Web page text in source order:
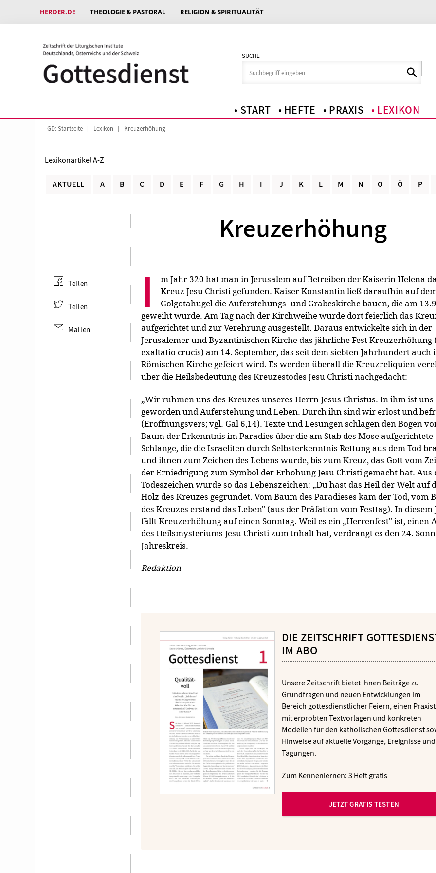
HERDER.DE THEOLOGIE & PASTORAL RELIGION & SPIRITUALITÄT
SUCHE
START HEFTE PRAXIS LEXIKON
GD: Startseite Lexikon Kreuzerhöhung
Lexikonartikel A-Z
AKTUELL A B C D E F G H I J K L M N O Ö P
Kreuzerhöhung
m Jahr 320 hat man in Jerusalem auf Betreiben der Kaiserin Helena
Kreuz Jesu Christi gefunden. Kaiser Konstantin ließ daraufhin auf
Golgotahügel die Auferstehungs- und Grabeskirche bauen, die am
geweiht wurde. Am Tag nach der Kirchweihe wurde dort feierlich das
aufgerichtet und zur Verehrung ausgestellt. Daraus entwickelte sich in der
Jerusalemer und Byzantinischen Kirche das jährliche Fest Kreuzerhöhung
exaltatio crucis) am 14. September, das seit dem siebten Jahrhundert auch
Römischen Kirche gefeiert wird. Es werden überall die Kreuzreliquien
über die Heilsbedeutung des Kreuzestodes Jesu Christi nachgedacht:
„Wir rühmen uns des Kreuzes unseres Herrn Jesus Christus. In ihm ist uns
geworden und Auferstehung und Leben. Durch ihn sind wir erlöst und
(Eröffnungsvers; vgl. Gal 6,14). Texte und Lesungen schlagen den Bogen
Baum der Erkenntnis im Paradies über die am Stab des Mose aufgerichtete
Schlange, die die Israeliten durch Selbsterkenntnis Rettung aus dem Tod
und ihnen zum Zeichen des Lebens wurde, bis zum Kreuz, das Gott vom
der Erniedrigung zum Symbol der Erhöhung Jesu Christi gemacht hat. Aus
Todeszeichen wurde so das Lebenszeichen: „Du hast das Heil der Welt auf
Holz des Kreuzes gegründet. Vom Baum des Paradieses kam der Tod, vom
des Kreuzes erstand das Leben" (aus der Präfation vom Festtag). In diesem
fällt Kreuzerhöhung auf einen Sonntag. Weil es ein „Herrenfest" ist, einen
des Heilsmysteriums Jesu Christi zum Inhalt hat, verdrängt es den 24.
Jahreskreis.
Redaktion
DIE ZEITSCHRIFT
IM ABO
Unsere Zeitschrift bietet Ihnen Beiträge zu
Grundfragen und neuen Entwicklungen im
Bereich gottesdienstlicher Feiern, einen
mit erprobten Textvorlagen und konkreten
Modellen für den katholischen Gottesdienst
Hinweise auf aktuelle Vorgänge, Ereignisse und
Tagungen.
Zum Kennenlernen: 3 Heft gratis
JETZT GRATIS TESTEN
Teilen
Teilen
Mailen
Zurück